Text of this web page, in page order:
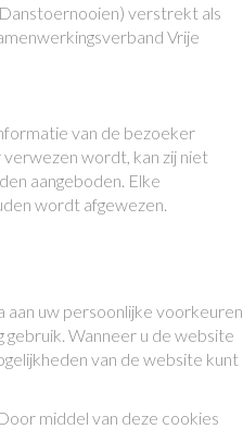
verstrekt als
Vrije
van de bezoeker
wordt, kan zij niet
aangeboden. Elke
wordt afgewezen.
aan uw persoonlijke voorkeuren
Wanneer u de website
van de website kunt
middel van deze cookies